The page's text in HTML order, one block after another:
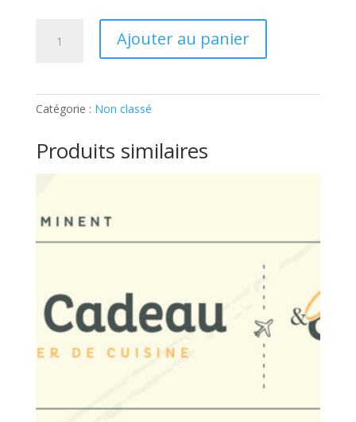
SAVEURS
Part
supplémentaire
Ajouter au panier
Catégorie : Non classé
Produits similaires